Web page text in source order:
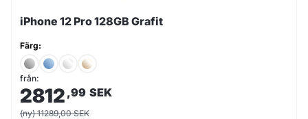
iPhone 12 Pro 128GB Grafit
Färg:
från:
2812 ,99 SEK
(ny) 11289,00 SEK